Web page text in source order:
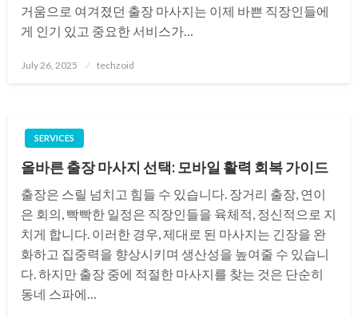
거움으로 여겨졌던 출장 마사지는 이제 바쁜 직장인들에
게 인기 있고 중요한 서비스가…
Posted
July 26, 2025 techzoid
SERVICES
올바른 출장 마사지 선택: 모바일 활력 회복 가이드
출장은 스릴 넘치고 힘들 수 있습니다. 장거리 출장, 연이
은 회의, 빡빡한 일정은 직장인들을 육체적, 정신적으로 지
치게 합니다. 이러한 경우, 제대로 된 마사지는 긴장을 완
화하고 집중력을 향상시키며 생산성을 높여줄 수 있습니
다. 하지만 출장 중에 적절한 마사지를 찾는 것은 단순히
동네 스파에…